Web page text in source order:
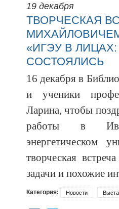
19 декабря
ТВОРЧЕСКАЯ
«ИГЭУ В
СОСТОЯЛИСЬ
16 декабря в
и ученики
Ларина, чтобы
работы в
энергетическом
творческая
задачи и похожие
Категория: Новости